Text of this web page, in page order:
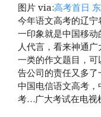
图片 via:高考首日
今年语文高考的辽
一印象就是中国移
人代言，看来神通
一类的作文题目，
告公司的责任又多
中国电信语文高考
考…广大考试在电视